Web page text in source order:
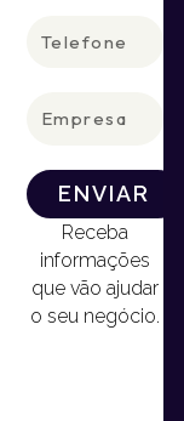
ENVIAR
Receba
informações
que vão ajudar
o seu negócio.